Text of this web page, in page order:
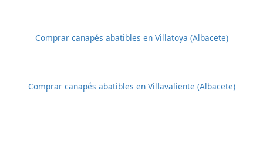
Comprar canapés abatibles en Villatoya (Albacete)
Comprar canapés abatibles en Villavaliente (Albacete)